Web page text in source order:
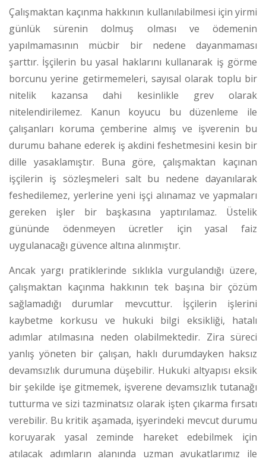
Çalışmaktan kaçınma hakkının kullanılabilmesi için yirmi
günlük sürenin dolmuş olması ve ödemenin
yapılmamasının mücbir bir nedene dayanmaması
şarttır. İşçilerin bu yasal haklarını kullanarak iş görme
borcunu yerine getirmemeleri, sayısal olarak toplu bir
nitelik kazansa dahi kesinlikle grev olarak
nitelendirilemez. Kanun koyucu bu düzenleme ile
çalışanları koruma çemberine almış ve işverenin bu
durumu bahane ederek iş akdini feshetmesini kesin bir
dille yasaklamıştır. Buna göre, çalışmaktan kaçınan
işçilerin iş sözleşmeleri salt bu nedene dayanılarak
feshedilemez, yerlerine yeni işçi alınamaz ve yapmaları
gereken işler bir başkasına yaptırılamaz. Üstelik
gününde ödenmeyen ücretler için yasal faiz
uygulanacağı güvence altına alınmıştır.
Ancak yargı pratiklerinde sıklıkla vurgulandığı üzere,
çalışmaktan kaçınma hakkının tek başına bir çözüm
sağlamadığı durumlar mevcuttur. İşçilerin işlerini
kaybetme korkusu ve hukuki bilgi eksikliği, hatalı
adımlar atılmasına neden olabilmektedir. Zira süreci
yanlış yöneten bir çalışan, haklı durumdayken haksız
devamsızlık durumuna düşebilir. Hukuki altyapısı eksik
bir şekilde işe gitmemek, işverene devamsızlık tutanağı
tutturma ve sizi tazminatsız olarak işten çıkarma fırsatı
verebilir. Bu kritik aşamada, işyerindeki mevcut durumu
koruyarak yasal zeminde hareket edebilmek için
atılacak adımların alanında uzman avukatlarımız ile